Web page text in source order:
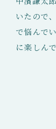
いたので
で悩んで
に楽しん